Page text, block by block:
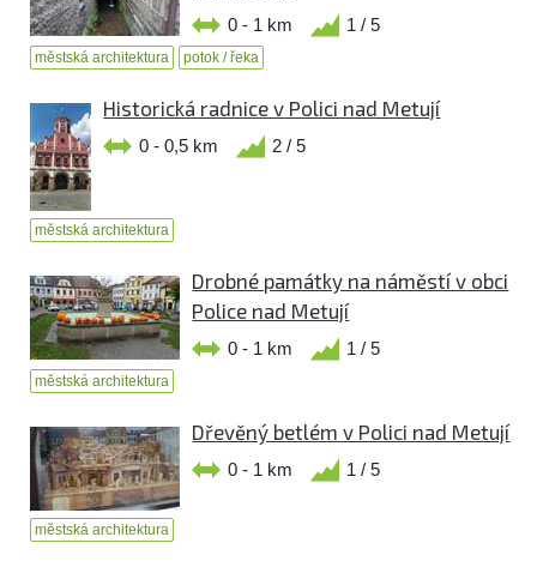
0 - 1 km 1 / 5
městská architektura potok / řeka
Historická radnice v Polici nad Metují
0 - 0,5 km 2 / 5
městská architektura
Drobné památky na náměstí v obci
Police nad Metují
0 - 1 km 1 / 5
městská architektura
Dřevěný betlém v Polici nad Metují
0 - 1 km 1 / 5
městská architektura